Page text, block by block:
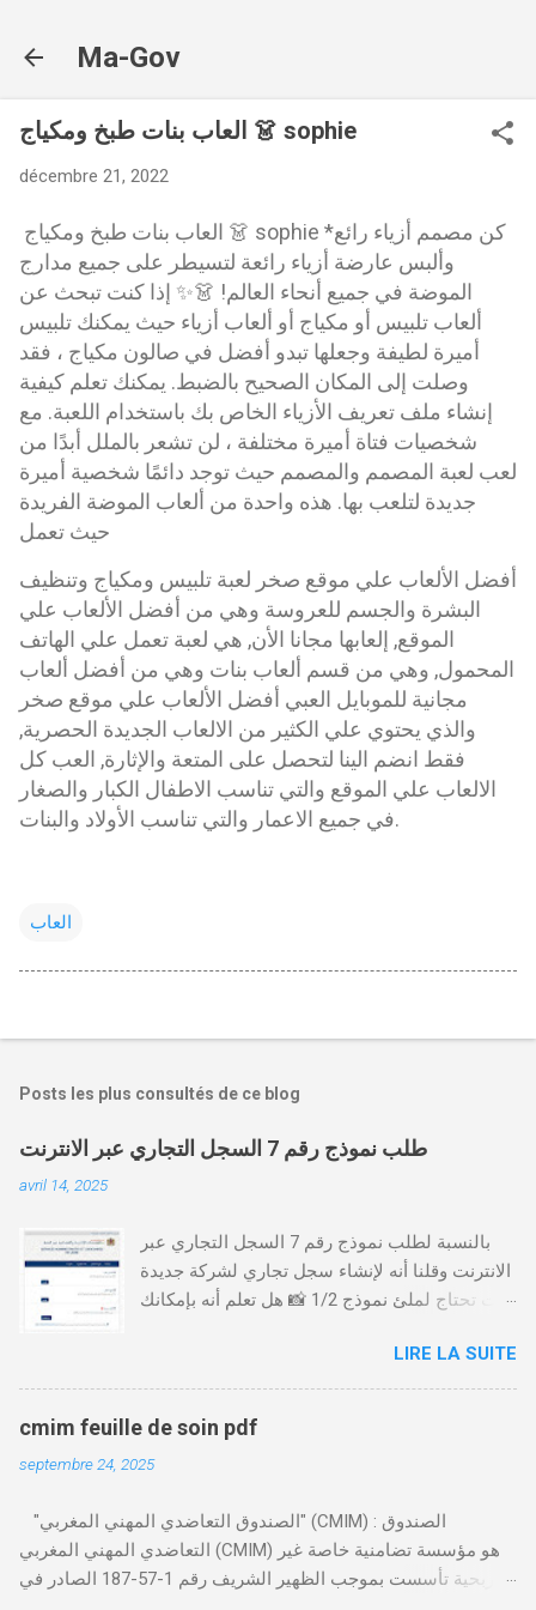
Ma-Gov
العاب بنات طبخ ومكياج 👗 sophie
décembre 21, 2022
العاب بنات طبخ ومكياج 👗 sophie *كن مصمم أزياء رائع
وألبس عارضة أزياء رائعة لتسيطر على جميع مدارج
الموضة في جميع أنحاء العالم! 👗✨ إذا كنت تبحث عن
ألعاب تلبيس أو مكياج أو ألعاب أزياء حيث يمكنك تلبيس
أميرة لطيفة وجعلها تبدو أفضل في صالون مكياج ، فقد
وصلت إلى المكان الصحيح بالضبط. يمكنك تعلم كيفية
إنشاء ملف تعريف الأزياء الخاص بك باستخدام اللعبة. مع
شخصيات فتاة أميرة مختلفة ، لن تشعر بالملل أبدًا من
لعب لعبة المصمم والمصمم حيث توجد دائمًا شخصية أميرة
جديدة لتلعب بها. هذه واحدة من ألعاب الموضة الفريدة
حيث تعمل
أفضل الألعاب علي موقع صخر لعبة تلبيس ومكياج وتنظيف
البشرة والجسم للعروسة وهي من أفضل الألعاب علي
الموقع, إلعابها مجانا الأن, هي لعبة تعمل علي الهاتف
المحمول, وهي من قسم ألعاب بنات وهي من أفضل ألعاب
مجانية للموبايل العبي أفضل الألعاب علي موقع صخر
والذي يحتوي علي الكثير من الالعاب الجديدة الحصرية,
فقط انضم الينا لتحصل على المتعة والإثارة, العب كل
الالعاب علي الموقع والتي تناسب الاطفال الكبار والصغار
في جميع الاعمار والتي تناسب الأولاد والبنات.
العاب
Posts les plus consultés de ce blog
طلب نموذج رقم 7 السجل التجاري عبر الانترنت
avril 14, 2025
بالنسبة لطلب نموذج رقم 7 السجل التجاري عبر
الانترنت وقلنا أنه لإنشاء سجل تجاري لشركة جديدة
أنت تحتاج لملئ نموذج 1/2 📸 هل تعلم أنه بإمكانك
من خلال الموقع التابع لوزارة العدل، بدون الحاجة
للتنقل للمحكمة التجارية
https://servicesenligne.justice.gov.ma كيفية
طلب النموذجين 7 و 9 من الإنترنت في المغرب .
الخطوات: الدخول إلى موقع المحاكم-
المعلومات الشخصية إضافة معلومات الطالب .
دفع واجب الأداء 20 درهم عن طريق البطاقة
البنكية. تأكيد العملية . استلام النموذج في مدة
LIRE LA SUITE
cmim feuille de soin pdf
septembre 24, 2025
"الصندوق التعاضدي المهني المغربي" (CMIM) : الصندوق
التعاضدي المهني المغربي (CMIM) هو مؤسسة تضامنية خاصة غير
ربحية تأسست بموجب الظهير الشريف رقم 1-57-187 الصادر في